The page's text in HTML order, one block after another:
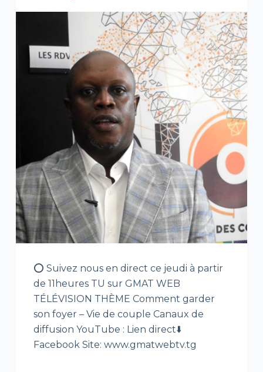
⭕ Suivez nous en direct ce jeudi à partir
de 11heures TU sur GMAT WEB
TÉLÉVISION THÈME Comment garder
son foyer – Vie de couple Canaux de
diffusion YouTube : Lien direct⬇️
Facebook Site: www.gmatwebtv.tg